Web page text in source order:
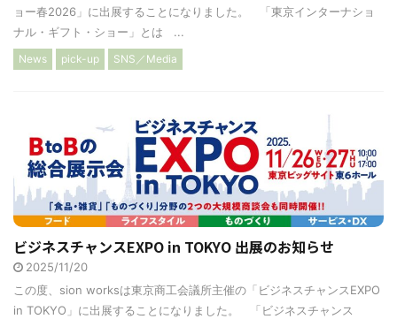
ョー春2026」に出展することになりました。 「東京インターナショ
ナル・ギフト・ショー」とは ...
News pick-up SNS／Media
ビジネスチャンスEXPO in TOKYO 出展のお知らせ
2025/11/20
この度、sion worksは東京商工会議所主催の「ビジネスチャンスEXPO
in TOKYO」に出展することになりました。 「ビジネスチャンス